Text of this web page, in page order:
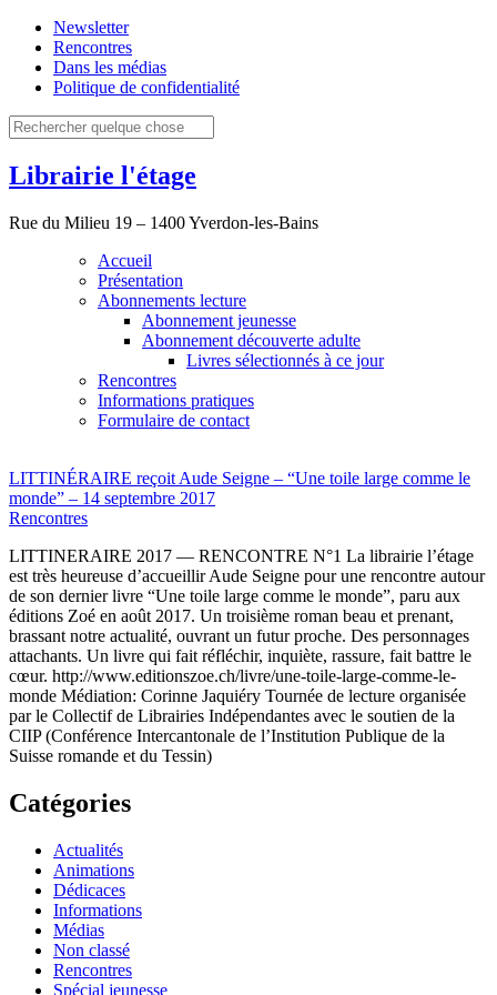
Newsletter
Rencontres
Dans les médias
Politique de confidentialité
Librairie l'étage
Rue du Milieu 19 – 1400 Yverdon-les-Bains
Accueil
Présentation
Abonnements lecture
Abonnement jeunesse
Abonnement découverte adulte
Livres sélectionnés à ce jour
Rencontres
Informations pratiques
Formulaire de contact
LITTINÉRAIRE reçoit Aude Seigne – “Une toile large comme le
monde” – 14 septembre 2017
Rencontres
LITTINERAIRE 2017 — RENCONTRE N°1 La librairie l’étage
est très heureuse d’accueillir Aude Seigne pour une rencontre autour
de son dernier livre “Une toile large comme le monde”, paru aux
éditions Zoé en août 2017. Un troisième roman beau et prenant,
brassant notre actualité, ouvrant un futur proche. Des personnages
attachants. Un livre qui fait réfléchir, inquiète, rassure, fait battre le
cœur. http://www.editionszoe.ch/livre/une-toile-large-comme-le-
monde Médiation: Corinne Jaquiéry Tournée de lecture organisée
par le Collectif de Librairies Indépendantes avec le soutien de la
CIIP (Conférence Intercantonale de l’Institution Publique de la
Suisse romande et du Tessin)
Catégories
Actualités
Animations
Dédicaces
Informations
Médias
Non classé
Rencontres
Spécial jeunesse